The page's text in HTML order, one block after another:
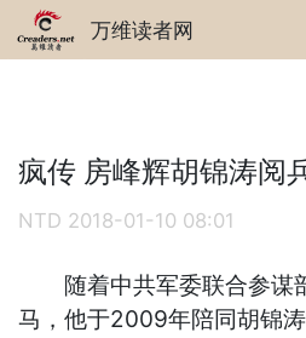
万维读者网
疯传 房峰辉胡锦涛阅
NTD 2018-01-10 08:01
随着中共军委联合参谋
马，他于2009年陪同胡锦